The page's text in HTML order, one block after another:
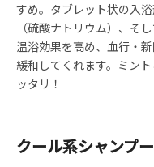
すめ。タブレット状の入
（硫酸ナトリウム）、そ
温浴効果を高め、血行・
緩和してくれます。ミン
ッタリ！
クール系シャンプ